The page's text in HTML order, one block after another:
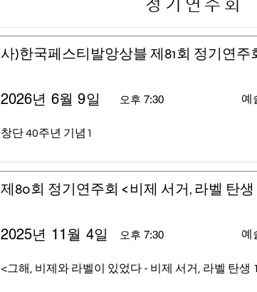
정기연주회
사)한국페스티발앙상블 제81회 정기연주
오후 7:30
2026년 6월 9일 예
창단 40주년 기념1
제80회 정기연주회 <비제 서거, 라벨 탄생
오후 7:30
2025년 11월 4일 예
<그해, 비제와 라벨이 있었다 - 비제 서거, 라벨 탄생